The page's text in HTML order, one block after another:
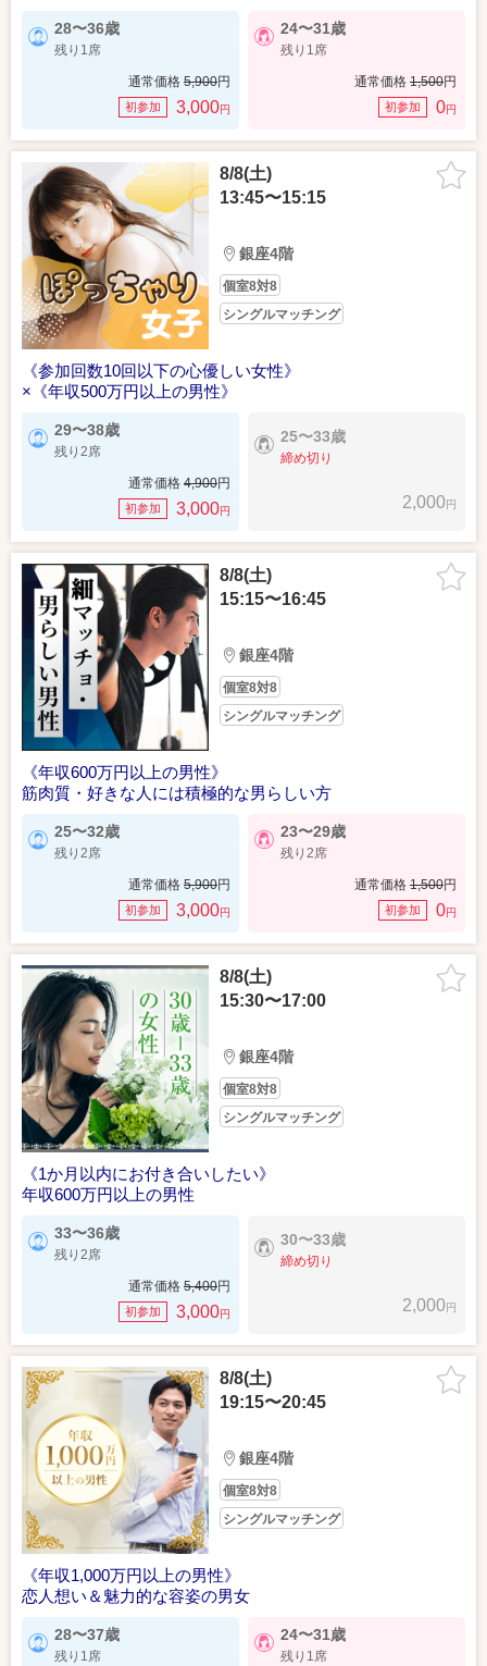
28〜36歳
残り1席
通常価格 5,900円
初参加 3,000円
24〜31歳
残り1席
通常価格 1,500円
初参加 0円
8/8(土)
13:45〜15:15
銀座4階
個室8対8
シングルマッチング
《参加回数10回以下の心優しい女性》
×《年収500万円以上の男性》
29〜38歳
残り2席
通常価格 4,900円
初参加 3,000円
25〜33歳
締め切り
2,000円
8/8(土)
15:15〜16:45
銀座4階
個室8対8
シングルマッチング
《年収600万円以上の男性》
筋肉質・好きな人には積極的な男らしい方
25〜32歳
残り2席
通常価格 5,900円
初参加 3,000円
23〜29歳
残り2席
通常価格 1,500円
初参加 0円
8/8(土)
15:30〜17:00
銀座4階
個室8対8
シングルマッチング
《1か月以内にお付き合いしたい》
年収600万円以上の男性
33〜36歳
残り2席
通常価格 5,400円
初参加 3,000円
30〜33歳
締め切り
2,000円
8/8(土)
19:15〜20:45
銀座4階
個室8対8
シングルマッチング
《年収1,000万円以上の男性》
恋人想い＆魅力的な容姿の男女
28〜37歳
残り1席
24〜31歳
残り1席